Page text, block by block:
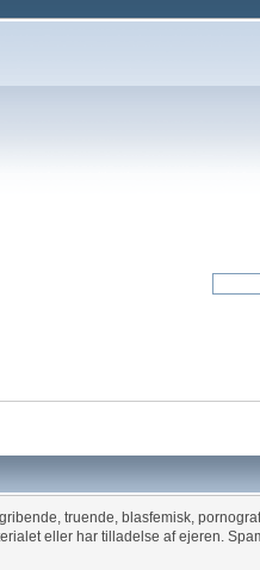
truende, blasfemisk,
eller har tilladelse af ejeren.